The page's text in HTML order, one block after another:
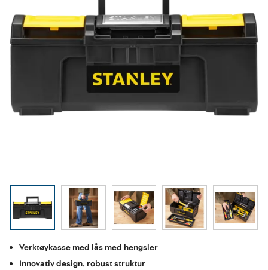
Verktøykasse med lås med hengsler
Innovativ design. robust struktur